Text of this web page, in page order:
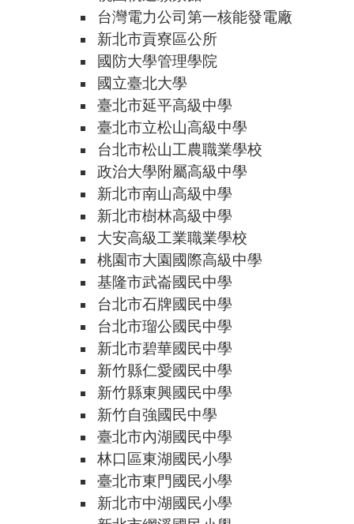
台灣電力公司第一核能發電廠
新北市貢寮區公所
國防大學管理學院
國立臺北大學
臺北市延平高級中學
臺北市立松山高級中學
台北市松山工農職業學校
政治大學附屬高級中學
新北市南山高級中學
新北市樹林高級中學
大安高級工業職業學校
桃園市大園國際高級中學
基隆市武崙國民中學
台北市石牌國民中學
台北市瑠公國民中學
新北市碧華國民中學
新竹縣仁愛國民中學
新竹縣東興國民中學
新竹自強國民中學
臺北市內湖國民中學
林口區東湖國民小學
臺北市東門國民小學
新北市中湖國民小學